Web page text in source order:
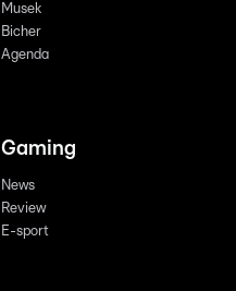
Musek
Bicher
Agenda
Gaming
News
Review
E-sport